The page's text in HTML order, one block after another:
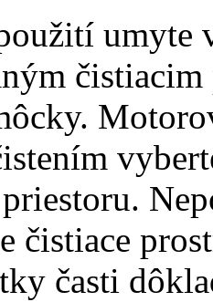
čistiace
časti